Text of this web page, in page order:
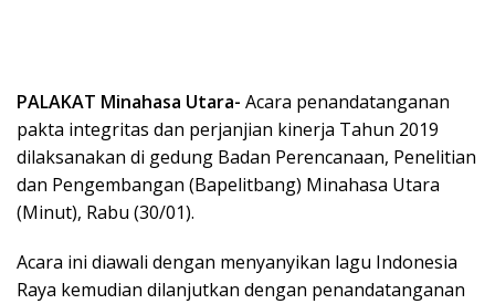
PALAKAT Minahasa Utara- Acara penandatanganan
pakta integritas dan perjanjian kinerja Tahun 2019
dilaksanakan di gedung Badan Perencanaan, Penelitian
dan Pengembangan (Bapelitbang) Minahasa Utara
(Minut), Rabu (30/01).
Acara ini diawali dengan menyanyikan lagu Indonesia
Raya kemudian dilanjutkan dengan penandatanganan